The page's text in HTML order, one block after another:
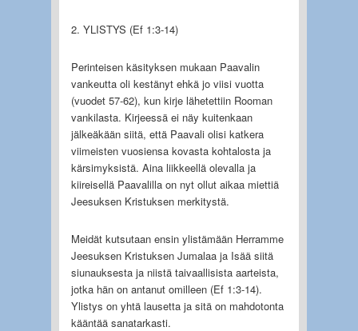
2. YLISTYS (Ef 1:3-14)
Perinteisen käsityksen mukaan Paavalin
vankeutta oli kestänyt ehkä jo viisi vuotta
(vuodet 57-62), kun kirje lähetettiin Rooman
vankilasta. Kirjeessä ei näy kuitenkaan
jälkeäkään siitä, että Paavali olisi katkera
viimeisten vuosiensa kovasta kohtalosta ja
kärsimyksistä. Aina liikkeellä olevalla ja
kiireisellä Paavalilla on nyt ollut aikaa miettiä
Jeesuksen Kristuksen merkitystä.
Meidät kutsutaan ensin ylistämään Herramme
Jeesuksen Kristuksen Jumalaa ja Isää siitä
siunauksesta ja niistä taivaallisista aarteista,
jotka hän on antanut omilleen (Ef 1:3-14).
Ylistys on yhtä lausetta ja sitä on mahdotonta
kääntää sanatarkasti.